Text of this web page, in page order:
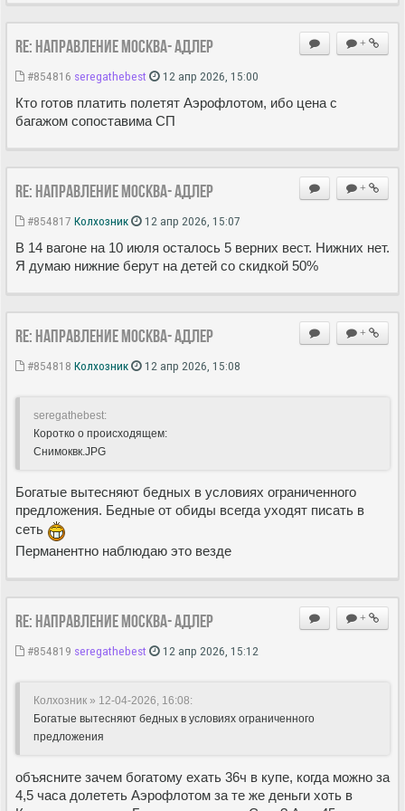
+
Re: Направление Москва- Адлер
#854816 seregathebest 12 апр 2026, 15:00
Кто готов платить полетят Аэрофлотом, ибо цена с
багажом сопоставима СП
+
Re: Направление Москва- Адлер
#854817 Колхозник 12 апр 2026, 15:07
В 14 вагоне на 10 июля осталось 5 верних вест. Нижних нет.
Я думаю нижние берут на детей со скидкой 50%
+
Re: Направление Москва- Адлер
#854818 Колхозник 12 апр 2026, 15:08
seregathebest:
Коротко о происходящем:
Снимоквк.JPG
Богатые вытесняют бедных в условиях ограниченного
предложения. Бедные от обиды всегда уходят писать в
сеть
Перманентно наблюдаю это везде
+
Re: Направление Москва- Адлер
#854819 seregathebest 12 апр 2026, 15:12
Колхозник » 12-04-2026, 16:08:
Богатые вытесняют бедных в условиях ограниченного
предложения
объясните зачем богатому ехать 36ч в купе, когда можно за
4,5 часа долететь Аэрофлотом за те же деньги хоть в